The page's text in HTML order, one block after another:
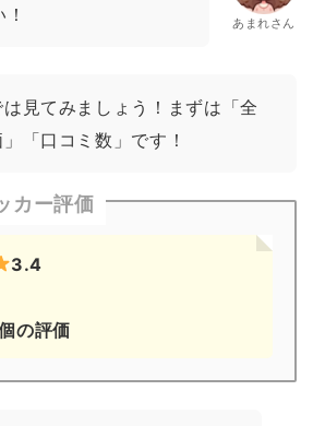
あまれさん
は見てみましょう！まずは「全
「口コミ数」です！
カー評価
3.4
の評価